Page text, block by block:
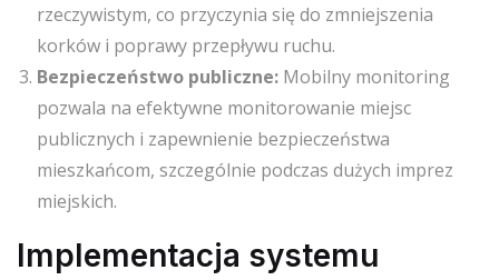
rzeczywistym, co przyczynia się do zmniejszenia
korków i poprawy przepływu ruchu.
Bezpieczeństwo publiczne: Mobilny monitoring
pozwala na efektywne monitorowanie miejsc
publicznych i zapewnienie bezpieczeństwa
mieszkańcom, szczególnie podczas dużych imprez
miejskich.
Implementacja systemu